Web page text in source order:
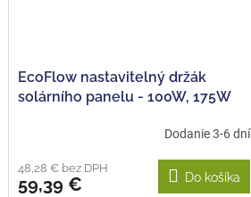
EcoFlow nastavitelný držák
solárního panelu - 100W, 175W
Dodanie 3-6 dní
48,28 € bez DPH
59,39 € Do košíka